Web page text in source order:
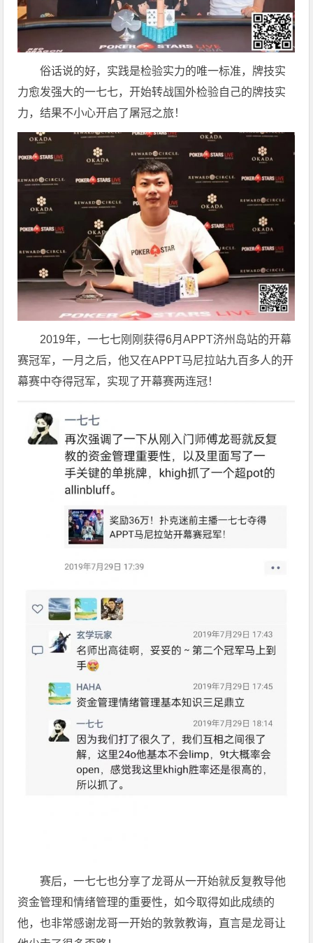
俗话说的好，实践是检验实力的唯一标准，牌技实
力愈发强大的一七七，开始转战国外检验自己的牌技实
力，结果不小心开启了屠冠之旅！
2019年，一七七刚刚获得6月APPT济州岛站的开幕
赛冠军，一月之后，他又在APPT马尼拉站九百多人的开
幕赛中夺得冠军，实现了开幕赛两连冠！
赛后，一七七也分享了龙哥从一开始就反复教导他
资金管理和情绪管理的重要性，如今取得如此成绩的
他，也非常感谢龙哥一开始的敦敦教诲，直言是龙哥让